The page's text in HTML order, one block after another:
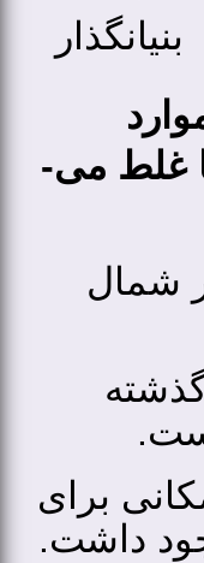
بنیانگذار
غلط می­
داشت.